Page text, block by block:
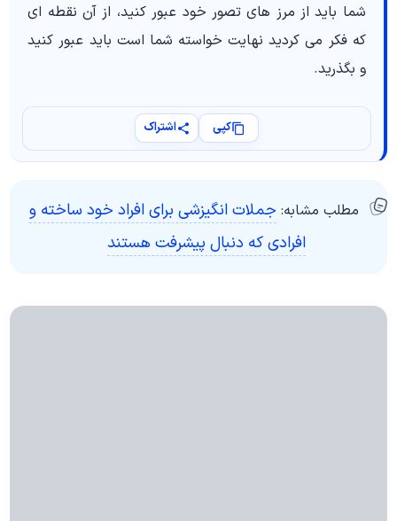
شما باید از مرز های تصور خود عبور کنید، از آن نقطه ای
که فکر می کردید نهایت خواسته شما است باید عبور کنید
و بگذرید.
کپی اشتراک
مطلب مشابه: جملات انگیزشی برای افراد خود ساخته و
افرادی که دنبال پیشرفت هستند